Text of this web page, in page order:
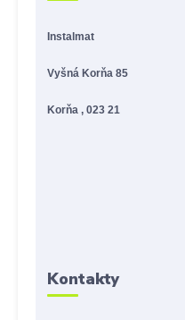
Instalmat
Vyšná Korňa 85
Korňa , 023 21
Kontakty